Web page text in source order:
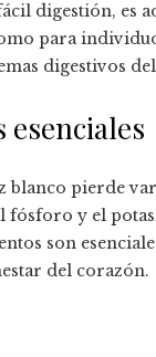
digestión, es
para
digestivos
pierde
y el
son
del corazón.